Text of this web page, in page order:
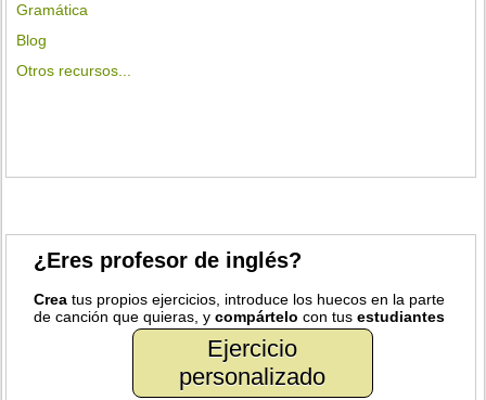
Gramática
Blog
Otros recursos...
¿Eres profesor de inglés?
Crea tus propios ejercicios, introduce los huecos en la parte
de canción que quieras, ycompártelo con tusestudiantes
Ejercicio
personalizado